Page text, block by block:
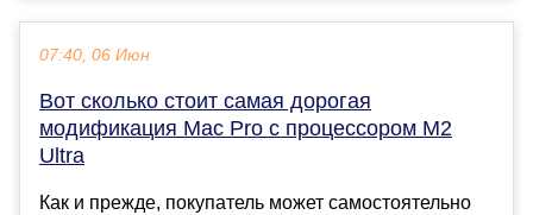
07:40, 06 Июн
Вот сколько стоит самая дорогая
модификация Mac Pro с процессором M2
Ultra
Как и прежде, покупатель может самостоятельно